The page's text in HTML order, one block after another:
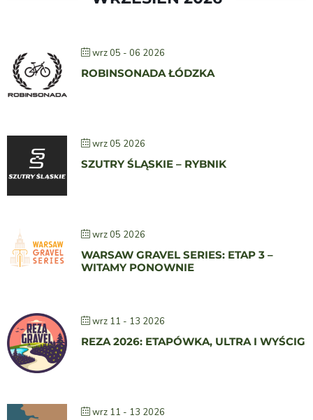
wrz 05 - 06 2026
ROBINSONADA ŁÓDZKA
wrz 05 2026
SZUTRY ŚLĄSKIE – RYBNIK
wrz 05 2026
WARSAW GRAVEL SERIES: ETAP 3 –
WITAMY PONOWNIE
wrz 11 - 13 2026
REZA 2026: ETAPÓWKA, ULTRA I WYŚCIG
wrz 11 - 13 2026